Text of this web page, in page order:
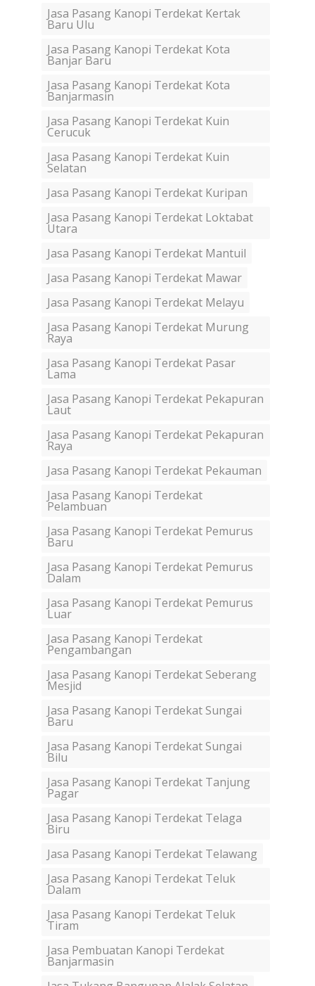
Jasa Pasang Kanopi Terdekat Kertak
Baru Ulu
Jasa Pasang Kanopi Terdekat Kota
Banjar Baru
Jasa Pasang Kanopi Terdekat Kota
Banjarmasin
Jasa Pasang Kanopi Terdekat Kuin
Cerucuk
Jasa Pasang Kanopi Terdekat Kuin
Selatan
Jasa Pasang Kanopi Terdekat Kuripan
Jasa Pasang Kanopi Terdekat Loktabat
Utara
Jasa Pasang Kanopi Terdekat Mantuil
Jasa Pasang Kanopi Terdekat Mawar
Jasa Pasang Kanopi Terdekat Melayu
Jasa Pasang Kanopi Terdekat Murung
Raya
Jasa Pasang Kanopi Terdekat Pasar
Lama
Jasa Pasang Kanopi Terdekat Pekapuran
Laut
Jasa Pasang Kanopi Terdekat Pekapuran
Raya
Jasa Pasang Kanopi Terdekat Pekauman
Jasa Pasang Kanopi Terdekat
Pelambuan
Jasa Pasang Kanopi Terdekat Pemurus
Baru
Jasa Pasang Kanopi Terdekat Pemurus
Dalam
Jasa Pasang Kanopi Terdekat Pemurus
Luar
Jasa Pasang Kanopi Terdekat
Pengambangan
Jasa Pasang Kanopi Terdekat Seberang
Mesjid
Jasa Pasang Kanopi Terdekat Sungai
Baru
Jasa Pasang Kanopi Terdekat Sungai
Bilu
Jasa Pasang Kanopi Terdekat Tanjung
Pagar
Jasa Pasang Kanopi Terdekat Telaga
Biru
Jasa Pasang Kanopi Terdekat Telawang
Jasa Pasang Kanopi Terdekat Teluk
Dalam
Jasa Pasang Kanopi Terdekat Teluk
Tiram
Jasa Pembuatan Kanopi Terdekat
Banjarmasin